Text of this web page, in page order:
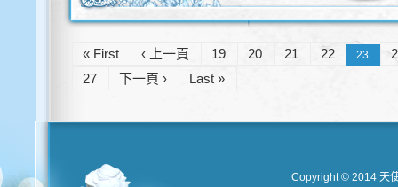
« First ‹ 上一頁 19 20 21 22 23
27
下一頁 › Last »
Copyright © 2014 天